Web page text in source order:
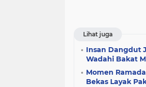
Lihat juga
Insan Dangdut
Wadahi Bakat
Momen
Bekas Layak